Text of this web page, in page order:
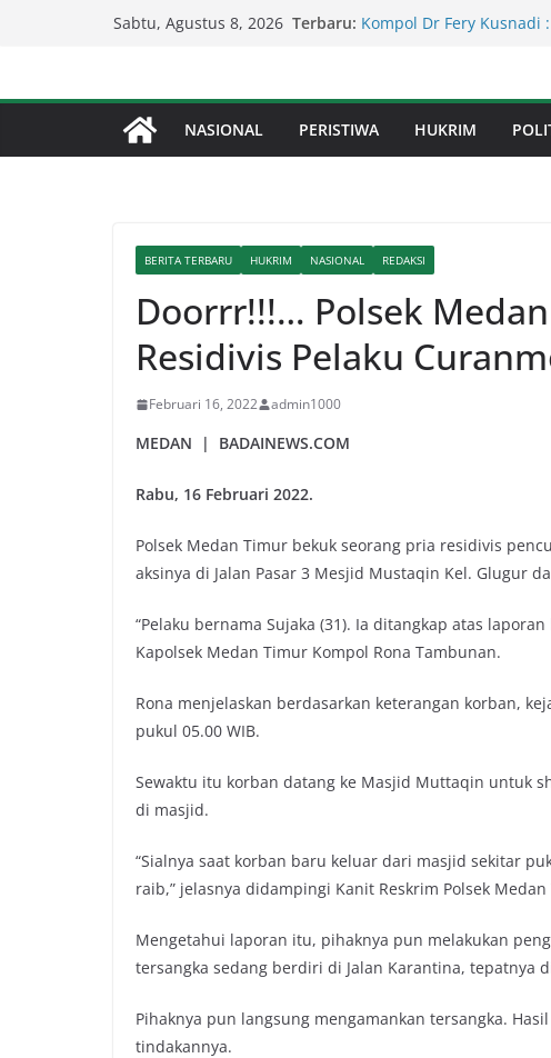
Sabtu, Agustus 8, 2026 Terbaru: Penegakan Hukum
Serapan Anggaran
Percepat Penanganan
SDABMBK Perkuat
NASIONAL PERISTIWA HUKRIM
BERITA TERBARU HUKRIM NASIONAL REDAKSI
Doorrr!!!… Polsek
Residivis Pelaku
Februari 16, 2022 admin1000
MEDAN | BADAINEWS.COM
Rabu, 16 Februari 2022.
Polsek Medan Timur bekuk seorang pria residivis
aksinya di Jalan Pasar 3 Mesjid Mustaqin Kel. Glugur
“Pelaku bernama Sujaka (31). Ia ditangkap atas
Kapolsek Medan Timur Kompol Rona Tambunan.
Rona menjelaskan berdasarkan keterangan korban,
pukul 05.00 WIB.
Sewaktu itu korban datang ke Masjid Muttaqin untuk
di masjid.
“Sialnya saat korban baru keluar dari masjid sekitar
raib,” jelasnya didampingi Kanit Reskrim Polsek
Mengetahui laporan itu, pihaknya pun melakukan
tersangka sedang berdiri di Jalan Karantina, tepatnya
Pihaknya pun langsung mengamankan tersangka.
tindakannya.